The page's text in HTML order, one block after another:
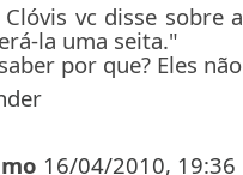
vc disse sobre
la uma seita."
por que? Eles
16/04/2010, 19:36